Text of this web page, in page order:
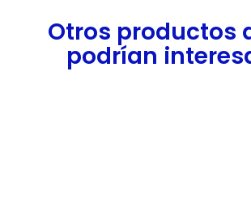
Otros productos
podrían